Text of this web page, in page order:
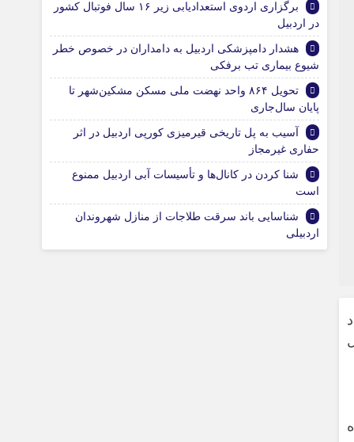
برگزاری اردوی استعدادیابی زیر ۱۶ سال فوتبال کشور
در اردبیل
هشدار دامپزشکی اردبیل به دامداران در خصوص خطر
شیوع بیماری تب برفکی
تحویل ۸۶۴ واحد نهضت ملی مسکن مشکین‌شهر تا
پایان سال‌جاری
آسیب به پل تاریخی قیرمیزی کورپی اردبیل در اثر
حفاری غیرمجاز
شنا کردن در کانال‌ها و تأسیسات آبی اردبیل ممنوع
است
شناسایی باند سرقت طلاجات از منازل شهروندان
اردبیلی